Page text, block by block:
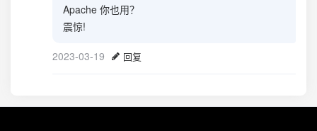
Apache 你也用？
震惊!
2023-03-19 回复